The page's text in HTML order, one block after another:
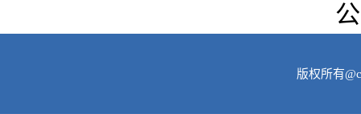
版权所有